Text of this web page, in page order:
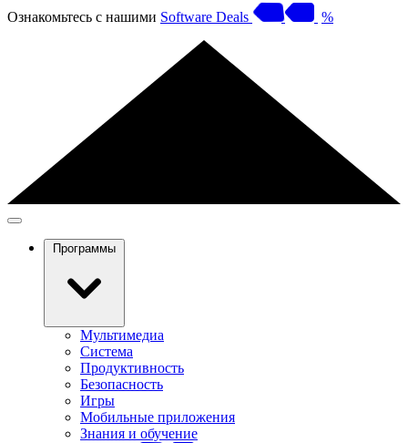
Ознакомьтесь с нашими Software Deals %
Программы
Мультимедиа
Система
Продуктивность
Безопасность
Игры
Мобильные приложения
Знания и обучение